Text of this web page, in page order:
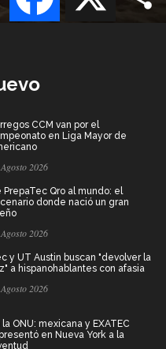
CCM van por el
en Liga Mayor de
2026
PrepaTec Qro al mundo: el
donde nació un gran
2026
y UT Austin buscan "devolver la
a hispanohablantes con afasia
2026
la ONU: mexicana y EXATEC
en Nueva York a la